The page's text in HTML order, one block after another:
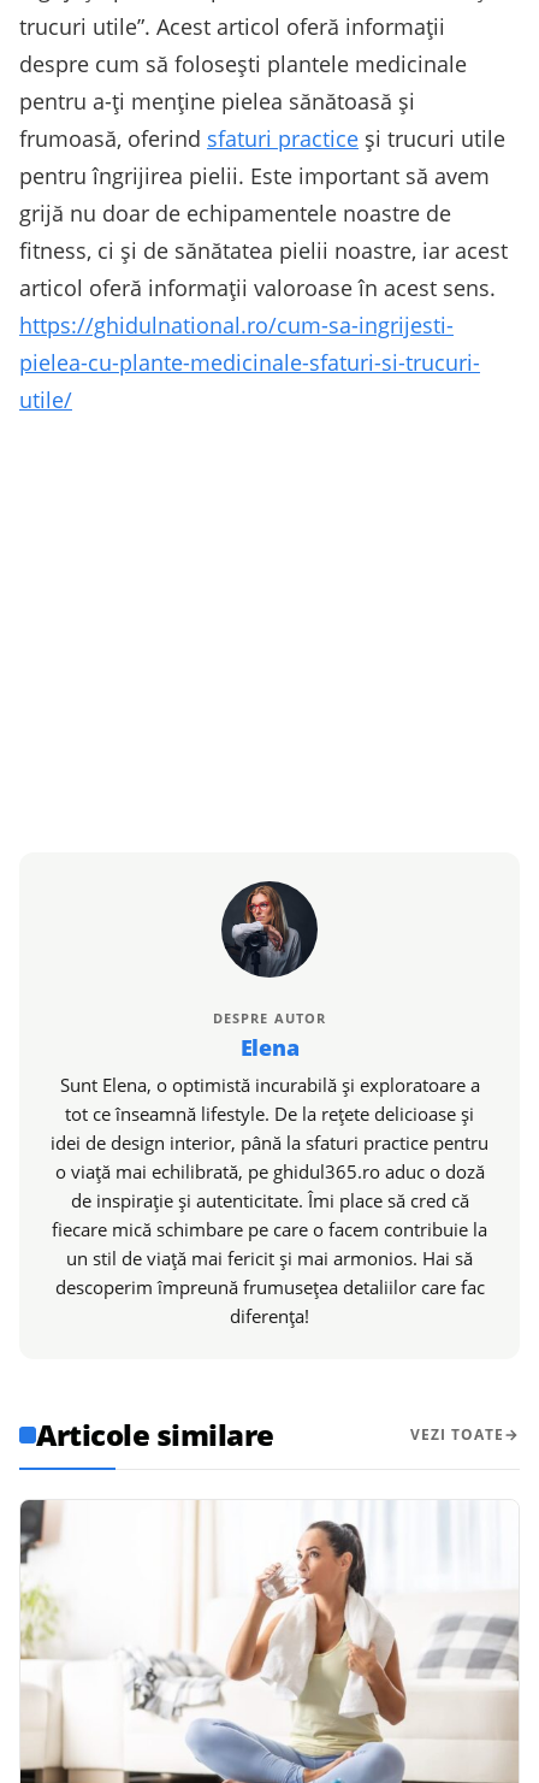
trucuri utile”. Acest articol oferă informații
despre cum să folosești plantele medicinale
pentru a-ți menține pielea sănătoasă și
frumoasă, oferind sfaturi practice și trucuri utile
pentru îngrijirea pielii. Este important să avem
grijă nu doar de echipamentele noastre de
fitness, ci și de sănătatea pielii noastre, iar acest
articol oferă informații valoroase în acest sens.
https://ghidulnational.ro/cum-sa-ingrijesti-
pielea-cu-plante-medicinale-sfaturi-si-trucuri-
utile/
DESPRE AUTOR
Elena
Sunt Elena, o optimistă incurabilă și exploratoare a
tot ce înseamnă lifestyle. De la rețete delicioase și
idei de design interior, până la sfaturi practice pentru
o viață mai echilibrată, pe ghidul365.ro aduc o doză
de inspirație și autenticitate. Îmi place să cred că
fiecare mică schimbare pe care o facem contribuie la
un stil de viață mai fericit și mai armonios. Hai să
descoperim împreună frumusețea detaliilor care fac
diferența!
Articole similare VEZI TOATE